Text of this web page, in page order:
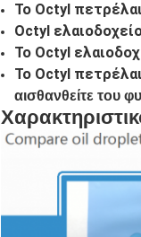
Το Octyl
Octyl
Το Octyl
Το Octyl
αισθανθείτε του